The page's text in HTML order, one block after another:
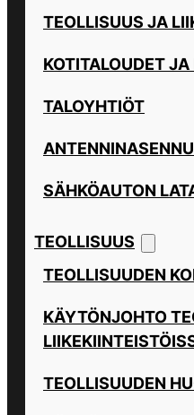
TEOLLISUUS JA
KOTITALOUDET
TALOYHTIÖT
SÄHKÖAUTON
TEOLLISUUS
TEOLLISUUDEN
KÄYTÖNJOHTO
TEOLLISUUDEN